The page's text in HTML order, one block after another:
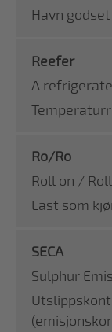
Havn
Reefer
A
Ro/Ro
Roll on /
Last som
SECA
Sulphur